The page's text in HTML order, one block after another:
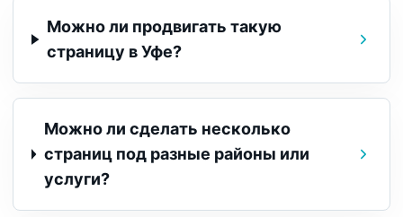
Можно ли продвигать такую
страницу в Уфе?
Можно ли сделать несколько
страниц под разные районы или
услуги?